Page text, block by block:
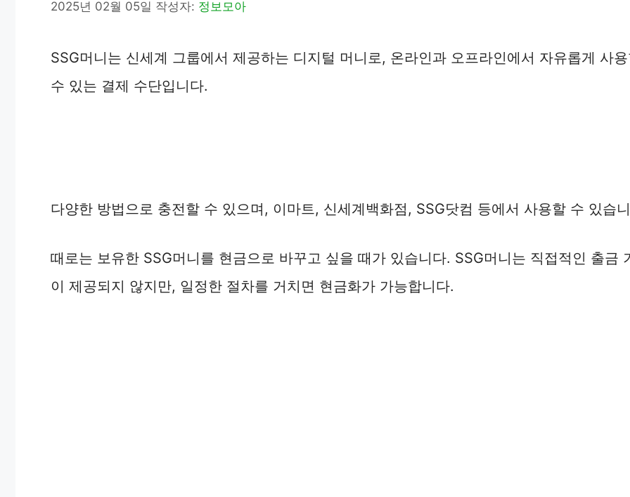
2025년 02월 05일 작성자: 정보모아
SSG머니는 신세계 그룹에서 제공하는 디지털 머니로, 온라인과 오프라인에서 자유롭게 사
수 있는 결제 수단입니다.
다양한 방법으로 충전할 수 있으며, 이마트, 신세계백화점, SSG닷컴 등에서 사용할 수 있습
때로는 보유한 SSG머니를 현금으로 바꾸고 싶을 때가 있습니다. SSG머니는 직접적인 출금
이 제공되지 않지만, 일정한 절차를 거치면 현금화가 가능합니다.